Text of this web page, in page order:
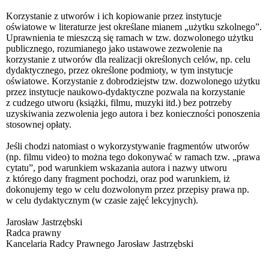
Korzystanie z utworów i ich kopiowanie przez instytucje
oświatowe w literaturze jest określane mianem „użytku szkolnego”.
Uprawnienia te mieszczą się ramach w tzw. dozwolonego użytku
publicznego, rozumianego jako ustawowe zezwolenie na
korzystanie z utworów dla realizacji określonych celów, np. celu
dydaktycznego, przez określone podmioty, w tym instytucje
oświatowe. Korzystanie z dobrodziejstw tzw. dozwolonego użytku
przez instytucje naukowo-dydaktyczne pozwala na korzystanie
z cudzego utworu (książki, filmu, muzyki itd.) bez potrzeby
uzyskiwania zezwolenia jego autora i bez konieczności ponoszenia
stosownej opłaty.
Jeśli chodzi natomiast o wykorzystywanie fragmentów utworów
(np. filmu video) to można tego dokonywać w ramach tzw. „prawa
cytatu”, pod warunkiem wskazania autora i nazwy utworu
z którego dany fragment pochodzi, oraz pod warunkiem, iż
dokonujemy tego w celu dozwolonym przez przepisy prawa np.
w celu dydaktycznym (w czasie zajęć lekcyjnych).
Jarosław Jastrzębski
Radca prawny
Kancelaria Radcy Prawnego Jarosław Jastrzębski